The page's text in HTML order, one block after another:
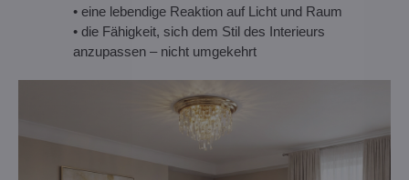
• eine lebendige Reaktion auf Licht und Raum
• die Fähigkeit, sich dem Stil des Interieurs
anzupassen – nicht umgekehrt